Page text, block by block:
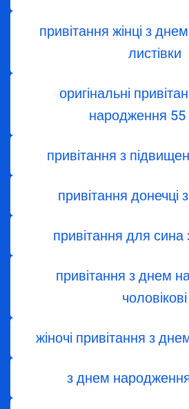
привітання жінці з
листівки
оригінальні
народження 55
привітання з
привітання донечці
привітання для сина
привітання з днем
чоловікові
жіночі привітання з
з днем